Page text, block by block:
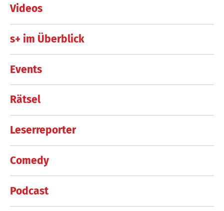
Videos
s+ im Überblick
Events
Rätsel
Leserreporter
Comedy
Podcast